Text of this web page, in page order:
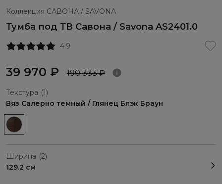
Коллекция САВОНА / SAVONA
Тумба под ТВ Савона / Savona AS2401.0
4.9
39 970 ₽ 190 333 ₽
Текстура (1)
Вяз Салерно темный / Глянец Блэк Браун
Ширина (2)
129.2 см